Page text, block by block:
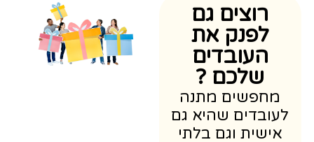
רוצים גם
לפנק את
העובדים
שלכם ?
מחפשים מתנה
שהיא גם
אישית וגם בלתי